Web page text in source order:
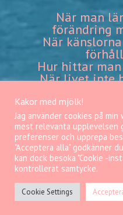
När man
förändring
När
Hur hittar
När livet inte
Hur slutar
med
Copyright ©
Kakor med mjölk!
Jag använder cookies på
mest relevanta upplevelsen
preferenser och upprepa
"Acceptera alla" godkänner
kan dock besöka "Cookie -
kontrollerat samtycke.
Cookie Settings